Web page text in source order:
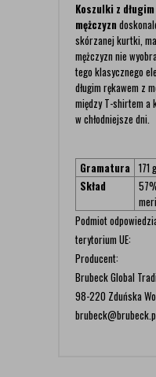
Koszulki z
mężczyzn
skórzanej kurtki,
mężczyzn nie
tego klasycznego
długim rękawem z
między T-shirtem a
w chłodniejsze dni.
Gramatura 171
Skład
Podmiot
terytorium UE:
Producent:
Brubeck Global
98-220 Zduńska